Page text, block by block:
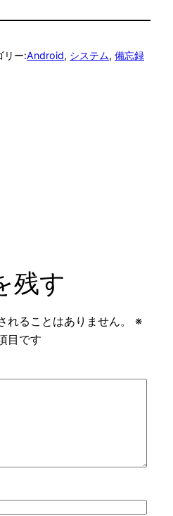
リー:Android, システム, 備忘録
残す
ることはありません。
※
目です